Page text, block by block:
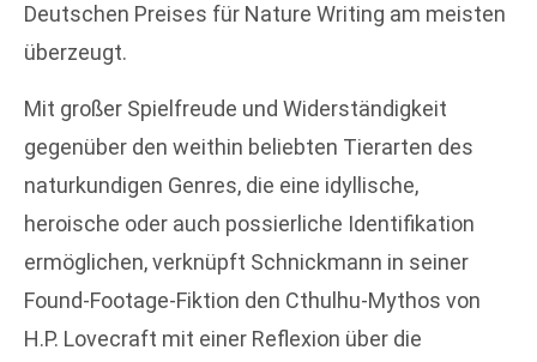
Deutschen Preises für Nature Writing am meisten
überzeugt.
Mit großer Spielfreude und Widerständigkeit
gegenüber den weithin beliebten Tierarten des
naturkundigen Genres, die eine idyllische,
heroische oder auch possierliche Identifikation
ermöglichen, verknüpft Schnickmann in seiner
Found-Footage-Fiktion den Cthulhu-Mythos von
H.P. Lovecraft mit einer Reflexion über die